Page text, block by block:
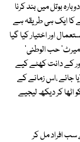
بوتل میں بند کرنا
کا ایک ہی طریقہ ہے
اور اختیار کیا گیا
میرٹ' حب الوطنی'
کے دانت کھٹے کیے
جائے ،اس زمانے کے
اٹھا کر دیکھ لیجیے
افراد مل کر